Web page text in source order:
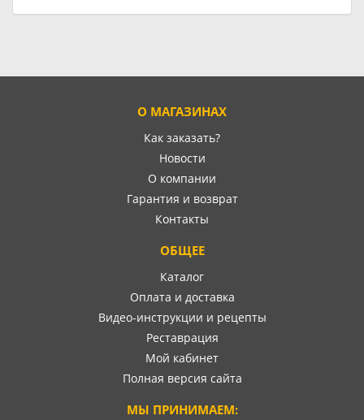
О МАГАЗИНАХ
Как заказать?
Новости
О компании
Гарантия и возврат
Контакты
ОБЩЕЕ
Каталог
Оплата и доставка
Видео-инструкции и рецепты
Реставрация
Мой кабинет
Полная версия сайта
МЫ ПРИНИМАЕМ: